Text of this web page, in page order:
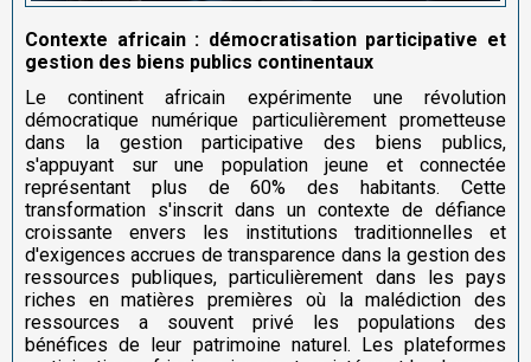
Contexte africain : démocratisation participative et
gestion des biens publics continentaux
Le continent africain expérimente une révolution
démocratique numérique particulièrement prometteuse
dans la gestion participative des biens publics,
s'appuyant sur une population jeune et connectée
représentant plus de 60% des habitants. Cette
transformation s'inscrit dans un contexte de défiance
croissante envers les institutions traditionnelles et
d'exigences accrues de transparence dans la gestion des
ressources publiques, particulièrement dans les pays
riches en matières premières où la malédiction des
ressources a souvent privé les populations des
bénéfices de leur patrimoine naturel. Les plateformes